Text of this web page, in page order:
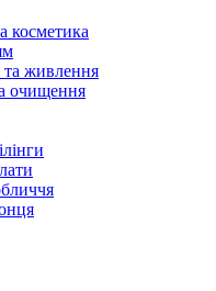
косметика
живлення
очищення